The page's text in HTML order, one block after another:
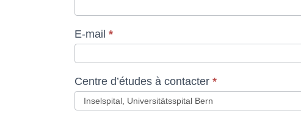
Trial
nur
Inselspital
E-mail *
Centre d’études à contacter *